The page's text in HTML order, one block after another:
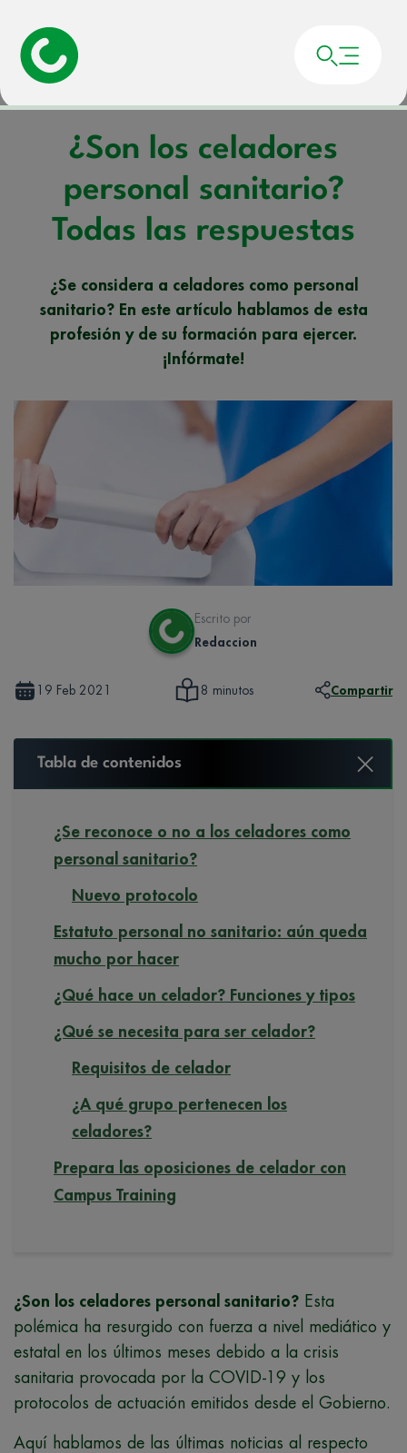
Portada»
¿Son los celadores
personal sanitario?
Todas las respuestas
¿Se considera a celadores como personal
sanitario? En este artículo hablamos de esta
profesión y de su formación para ejercer.
¡Infórmate!
Escrito por
Redaccion
19 Feb 2021 8 minutos Compartir
Tabla de contenidos
¿Se reconoce o no a los celadores como
personal sanitario?
Nuevo protocolo
Estatuto personal no sanitario: aún queda
mucho por hacer
¿Qué hace un celador? Funciones y tipos
¿Qué se necesita para ser celador?
Requisitos de celador
¿A qué grupo pertenecen los
celadores?
Prepara las oposiciones de celador con
Campus Training
¿Son los celadores personal sanitario? Esta
polémica ha resurgido con fuerza a nivel mediático y
estatal en los últimos meses debido a la crisis
sanitaria provocada por la COVID-19 y los
protocolos de actuación emitidos desde el Gobierno.
Aquí hablamos de las últimas noticias al respecto